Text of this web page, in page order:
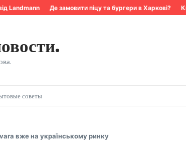
Де замовити піцу та бургери в Харкові?
советы
вже на українському ринку